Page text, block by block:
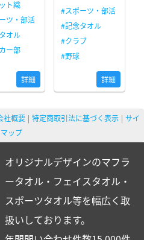
ト織
ツ・部活
オル
ー部
詳細
#スポーツ・部活
#記念タオル
#クラブ
#野球
詳細
社概要 特定商取引法に基づく表示
サイ
マップ
オリジナルデザインのマフラ
ータオル・フェイスタオル・
スポーツタオル等を幅広く取
扱いしております。